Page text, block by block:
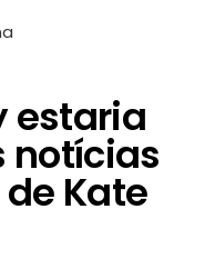
estaria
notícias
Kate